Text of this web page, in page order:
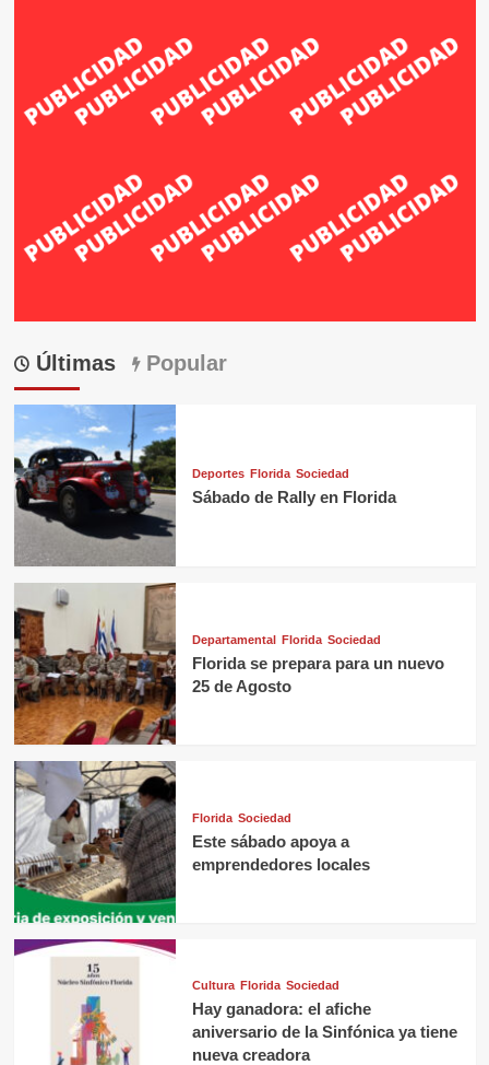
Últimas Popular
Deportes Florida Sociedad
Sábado de Rally en Florida
Departamental Florida Sociedad
Florida se prepara para un nuevo
25 de Agosto
Florida Sociedad
Este sábado apoya a
emprendedores locales
Cultura Florida Sociedad
Hay ganadora: el afiche
aniversario de la Sinfónica ya tiene
nueva creadora